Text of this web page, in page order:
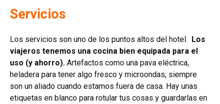
Servicios
Los servicios son uno de los puntos altos del hotel. Los
viajeros tenemos una cocina bien equipada para el
uso (y ahorro). Artefactos como una pava eléctrica,
heladera para tener algo fresco y microondas, siempre
son un aliado cuando estamos fuera de casa. Hay unas
etiquetas en blanco para rotular tus cosas y guardarlas en